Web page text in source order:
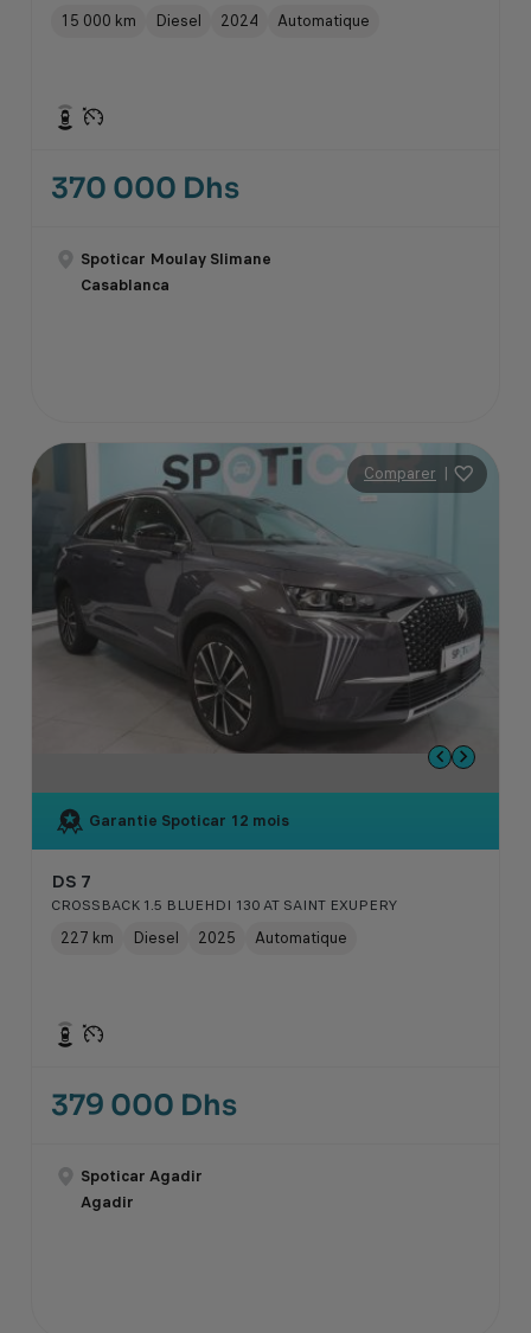
15 000 km Diesel 2024 Automatique
370 000 Dhs
Spoticar Moulay Slimane
Casablanca
Comparer |
Garantie Spoticar 12 mois
DS 7
CROSSBACK 1.5 BLUEHDI 130 AT SAINT EXUPERY
227 km Diesel 2025 Automatique
379 000 Dhs
Spoticar Agadir
Agadir